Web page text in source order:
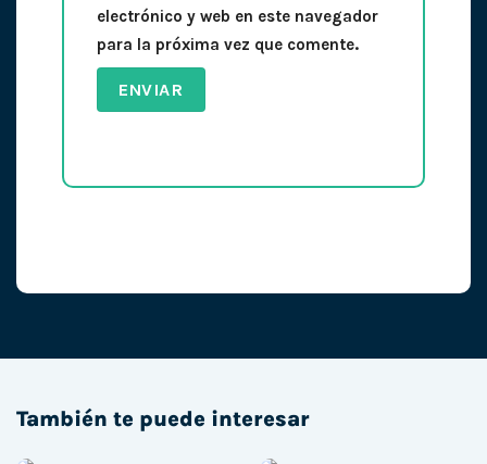
electrónico y web en este navegador
para la próxima vez que comente.
También te puede interesar